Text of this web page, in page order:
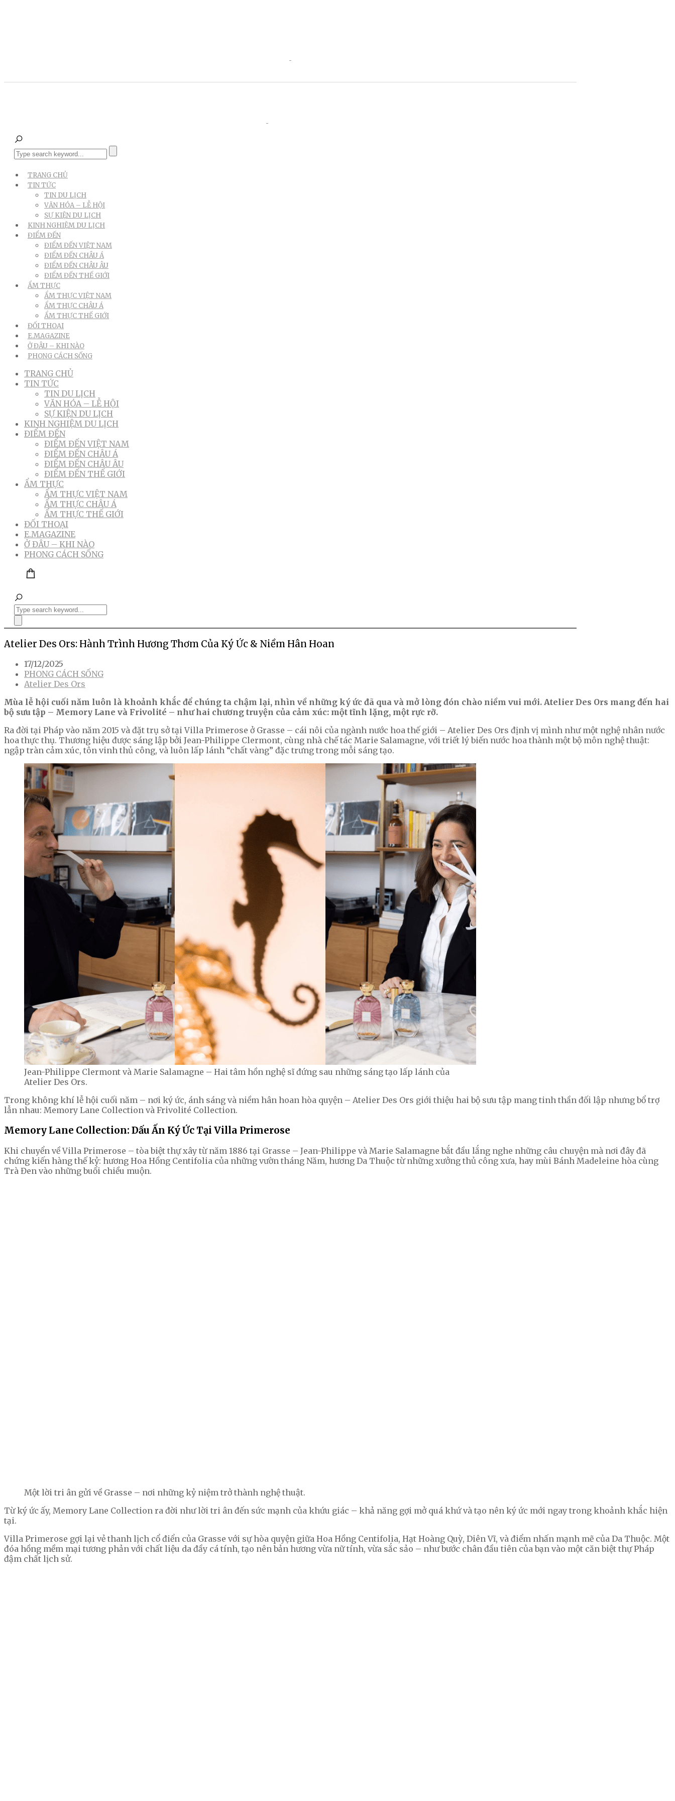
TRANG CHỦ
TIN TỨC
TIN DU LỊCH
VĂN HÓA – LỄ HỘI
SỰ KIỆN DU LỊCH
KINH NGHIỆM DU LỊCH
ĐIỂM ĐẾN
ĐIỂM ĐẾN VIỆT NAM
ĐIỂM ĐẾN CHÂU Á
ĐIỂM ĐẾN CHÂU ÂU
ĐIỂM ĐẾN THẾ GIỚI
ẨM THỰC
ẨM THỰC VIỆT NAM
ẨM THỰC CHÂU Á
ẨM THỰC THẾ GIỚI
ĐỐI THOẠI
E.MAGAZINE
Ở ĐÂU – KHI NÀO
PHONG CÁCH SỐNG
TRANG CHỦ
TIN TỨC
TIN DU LỊCH
VĂN HÓA – LỄ HỘI
SỰ KIỆN DU LỊCH
KINH NGHIỆM DU LỊCH
ĐIỂM ĐẾN
ĐIỂM ĐẾN VIỆT NAM
ĐIỂM ĐẾN CHÂU Á
ĐIỂM ĐẾN CHÂU ÂU
ĐIỂM ĐẾN THẾ GIỚI
ẨM THỰC
ẨM THỰC VIỆT NAM
ẨM THỰC CHÂU Á
ẨM THỰC THẾ GIỚI
ĐỐI THOẠI
E.MAGAZINE
Ở ĐÂU – KHI NÀO
PHONG CÁCH SỐNG
Atelier Des Ors: Hành Trình Hương Thơm Của Ký Ức & Niềm Hân Hoan
17/12/2025
PHONG CÁCH SỐNG
Atelier Des Ors
Mùa lễ hội cuối năm luôn là khoảnh khắc để chúng ta chậm lại, nhìn về những ký ức đã qua và mở lòng đón chào niềm vui mới. Atelier Des Ors mang đến hai
bộ sưu tập – Memory Lane và Frivolité – như hai chương truyện của cảm xúc: một tĩnh lặng, một rực rỡ.
Ra đời tại Pháp vào năm 2015 và đặt trụ sở tại Villa Primerose ở Grasse – cái nôi của ngành nước hoa thế giới – Atelier Des Ors định vị mình như một nghệ nhân nước
hoa thực thụ. Thương hiệu được sáng lập bởi Jean-Philippe Clermont, cùng nhà chế tác Marie Salamagne, với triết lý biến nước hoa thành một bộ môn nghệ thuật:
ngập tràn cảm xúc, tôn vinh thủ công, và luôn lấp lánh “chất vàng” đặc trưng trong mỗi sáng tạo.
Jean-Philippe Clermont và Marie Salamagne – Hai tâm hồn nghệ sĩ đứng sau những sáng tạo lấp lánh của
Atelier Des Ors.
Trong không khí lễ hội cuối năm – nơi ký ức, ánh sáng và niềm hân hoan hòa quyện – Atelier Des Ors giới thiệu hai bộ sưu tập mang tinh thần đối lập nhưng bổ trợ
lẫn nhau: Memory Lane Collection và Frivolité Collection.
Memory Lane Collection: Dấu Ấn Ký Ức Tại Villa Primerose
Khi chuyển về Villa Primerose – tòa biệt thự xây từ năm 1886 tại Grasse – Jean-Philippe và Marie Salamagne bắt đầu lắng nghe những câu chuyện mà nơi đây đã
chứng kiến hàng thế kỷ: hương Hoa Hồng Centifolia của những vườn tháng Năm, hương Da Thuộc từ những xưởng thủ công xưa, hay mùi Bánh Madeleine hòa cùng
Trà Đen vào những buổi chiều muộn.
Một lời tri ân gửi về Grasse – nơi những kỷ niệm trở thành nghệ thuật.
Từ ký ức ấy, Memory Lane Collection ra đời như lời tri ân đến sức mạnh của khứu giác – khả năng gợi mở quá khứ và tạo nên ký ức mới ngay trong khoảnh khắc hiện
tại.
Villa Primerose gợi lại vẻ thanh lịch cổ điển của Grasse với sự hòa quyện giữa Hoa Hồng Centifolia, Hạt Hoàng Quỳ, Diên Vĩ, và điểm nhấn mạnh mẽ của Da Thuộc. Một
đóa hồng mềm mại tương phản với chất liệu da đầy cá tính, tạo nên bản hương vừa nữ tính, vừa sắc sảo – như bước chân đầu tiên của bạn vào một căn biệt thự Pháp
đậm chất lịch sử.